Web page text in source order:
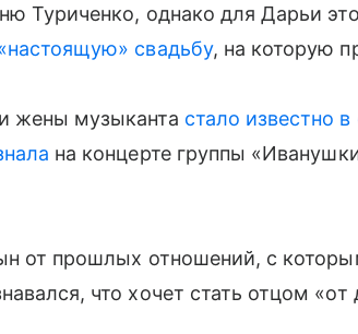
Туриченко, однако для Дарьи
свадьбу, на которую
жены музыканта стало известно
на концерте группы
от прошлых отношений, с
что хочет стать отцом «от